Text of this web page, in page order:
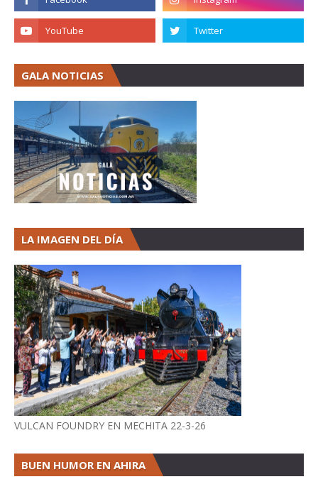
GALA NOTICIAS
LA IMAGEN DEL DÍA
VULCAN FOUNDRY EN MECHITA 22-3-26
BUEN HUMOR EN AHIRA